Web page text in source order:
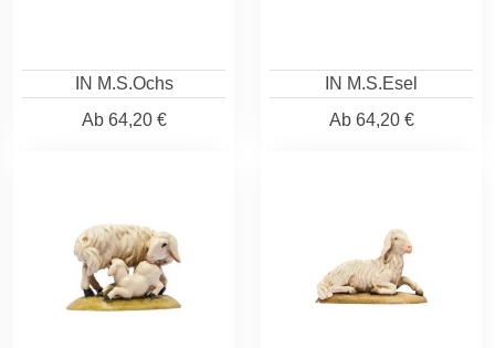
IN M.S.Ochs
Ab64,20 €
IN M.S.Esel
Ab64,20 €